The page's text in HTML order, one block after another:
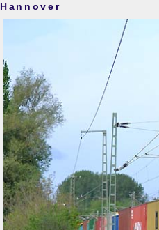
Hannover